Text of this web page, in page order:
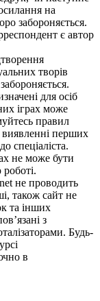
на
забороняється.
є автор
творів
для осіб
іграх може
правил
виявленні перших
спеціаліста.
не може бути
не проводить
також сайт не
та інших
з
Будь-
в